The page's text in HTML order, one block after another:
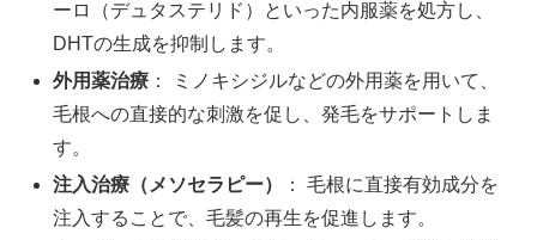
ーロ（デュタステリド）といった内服薬を処方し、
DHTの生成を抑制します。
外用薬治療 ： ミノキシジルなどの外用薬を用いて、
毛根への直接的な刺激を促し、発毛をサポートしま
す。
注入治療（メソセラピー）
： 毛根に直接有効成分を
注入することで、毛髪の再生を促進します。